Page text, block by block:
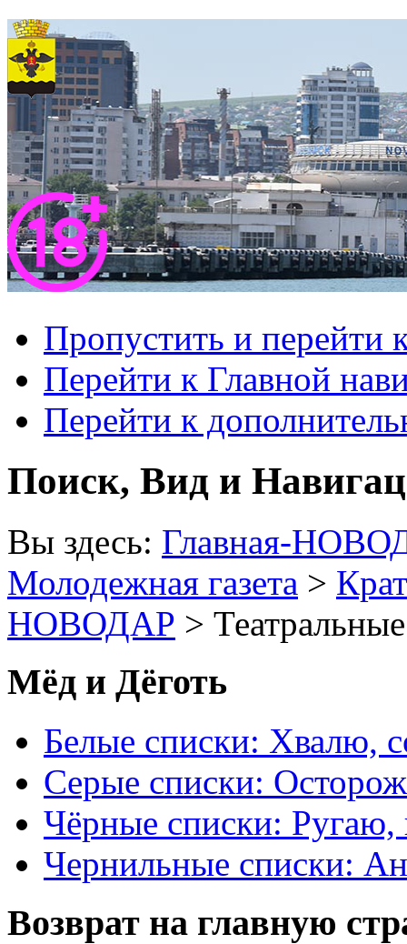
Пропустить и перейти
Перейти к Главной
Перейти к
Поиск, Вид и
Вы здесь: Главная-
Молодежная газета >
НОВОДАР >
Мёд и Дёготь
Белые списки: Хвалю,
Серые списки:
Чёрные списки: Ругаю,
Чернильные списки:
Возврат на главную